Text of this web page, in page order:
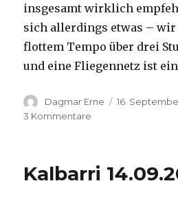
insgesamt wirklich
sich allerdings etwas – wir
flottem Tempo über drei
und eine Fliegennetz ist
Autor
Dagmar Erne
Veröffentlicht
16.
3 Kommentare
Kalbarri